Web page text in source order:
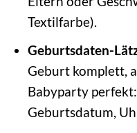
Textilfarbe).
Geburtsdaten-
Geburt komplett,
Babyparty
Geburtsdatum,